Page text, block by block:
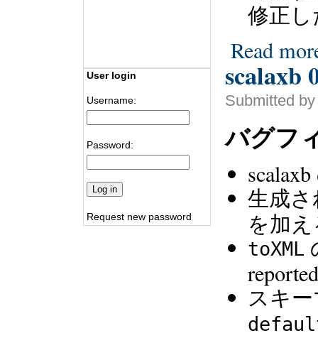
修正
Read
scalaxb
Submitted
バグフ
生成
を加
toXML
スキ
User login
Username:
Password:
Request new password